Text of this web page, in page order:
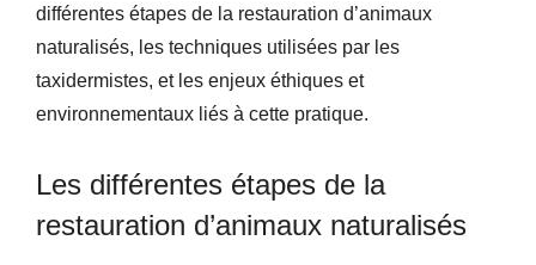
différentes étapes de la restauration d’animaux
naturalisés, les techniques utilisées par les
taxidermistes, et les enjeux éthiques et
environnementaux liés à cette pratique.
Les différentes étapes de la
restauration d’animaux naturalisés